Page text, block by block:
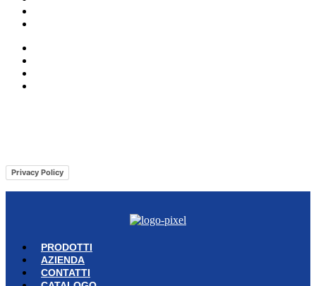
Privacy Policy
PRODOTTI
AZIENDA
CONTATTI